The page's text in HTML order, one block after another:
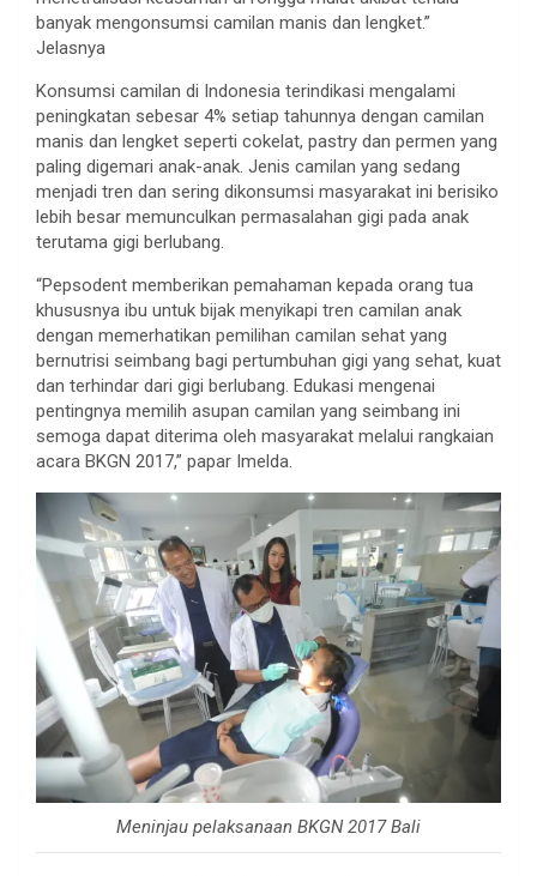
banyak mengonsumsi camilan manis dan lengket.”
Jelasnya
Konsumsi camilan di Indonesia terindikasi mengalami
peningkatan sebesar 4% setiap tahunnya dengan camilan
manis dan lengket seperti cokelat, pastry dan permen yang
paling digemari anak-anak. Jenis camilan yang sedang
menjadi tren dan sering dikonsumsi masyarakat ini berisiko
lebih besar memunculkan permasalahan gigi pada anak
terutama gigi berlubang.
“Pepsodent memberikan pemahaman kepada orang tua
khususnya ibu untuk bijak menyikapi tren camilan anak
dengan memerhatikan pemilihan camilan sehat yang
bernutrisi seimbang bagi pertumbuhan gigi yang sehat, kuat
dan terhindar dari gigi berlubang. Edukasi mengenai
pentingnya memilih asupan camilan yang seimbang ini
semoga dapat diterima oleh masyarakat melalui rangkaian
acara BKGN 2017,” papar Imelda.
Meninjau pelaksanaan BKGN 2017 Bali